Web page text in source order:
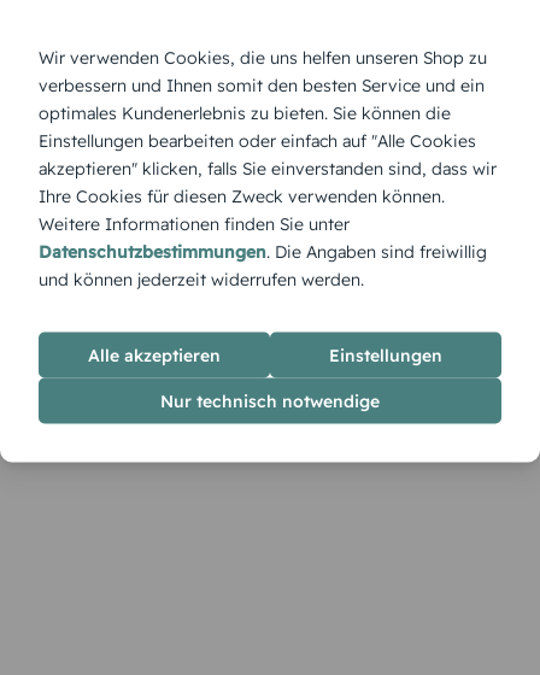
ÜBERBLICK:
Produktbeschreibung
Der „Christliche Osterkranz“ verbindet florale Schönheit mit
einem Symbol des Glaubens – eine Karte, die Hoffnung und
festliche Wärme vereint.
Wir verwenden Cookies, die uns helfen unseren Shop zu
verbessern und Ihnen somit den besten Service und ein
optimales Kundenerlebnis zu bieten. Sie können die
Einstellungen bearbeiten oder einfach auf "Alle Cookies
akzeptieren" klicken, falls Sie einverstanden sind, dass wir
Ihre Cookies für diesen Zweck verwenden können.
Weitere Informationen finden Sie unter
Datenschutzbestimmungen. Die Angaben sind freiwillig
und können jederzeit widerrufen werden.
Alle akzeptieren Einstellungen
Nur technisch notwendige